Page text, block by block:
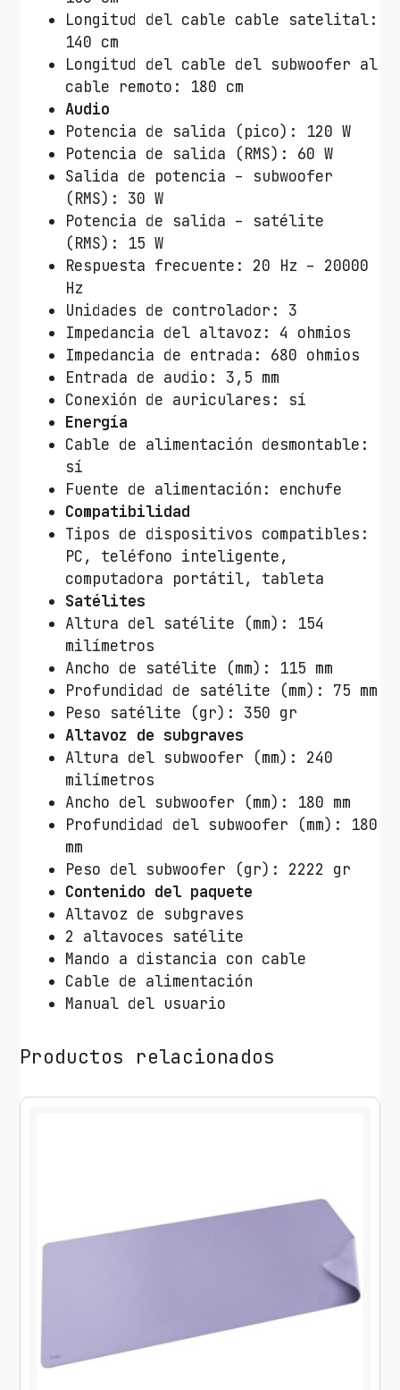
Longitud del cable cable satelital:
140 cm
Longitud del cable del subwoofer al
cable remoto: 180 cm
Audio
Potencia de salida (pico): 120 W
Potencia de salida (RMS): 60 W
Salida de potencia – subwoofer
(RMS): 30 W
Potencia de salida – satélite
(RMS): 15 W
Respuesta frecuente: 20 Hz – 20000
Hz
Unidades de controlador: 3
Impedancia del altavoz: 4 ohmios
Impedancia de entrada: 680 ohmios
Entrada de audio: 3,5 mm
Conexión de auriculares: sí
Energía
Cable de alimentación desmontable:
sí
Fuente de alimentación: enchufe
Compatibilidad
Tipos de dispositivos compatibles:
PC, teléfono inteligente,
computadora portátil, tableta
Satélites
Altura del satélite (mm): 154
milímetros
Ancho de satélite (mm): 115 mm
Profundidad de satélite (mm): 75 mm
Peso satélite (gr): 350 gr
Altavoz de subgraves
Altura del subwoofer (mm): 240
milímetros
Ancho del subwoofer (mm): 180 mm
Profundidad del subwoofer (mm): 180
mm
Peso del subwoofer (gr): 2222 gr
Contenido del paquete
Altavoz de subgraves
2 altavoces satélite
Mando a distancia con cable
Cable de alimentación
Manual del usuario
Productos relacionados